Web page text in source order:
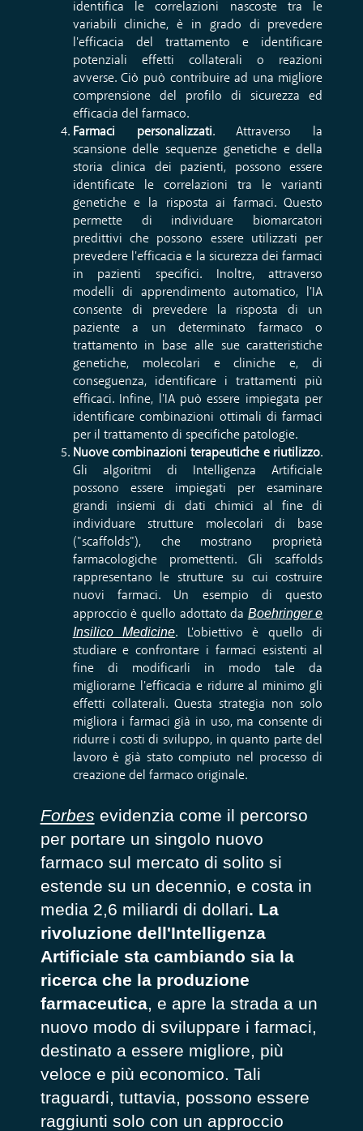
identifica le correlazioni nascoste tra le
variabili cliniche, è in grado di prevedere
l'efficacia del trattamento e identificare
potenziali effetti collaterali o reazioni
avverse. Ciò può contribuire ad una migliore
comprensione del profilo di sicurezza ed
efficacia del farmaco.
Farmaci personalizzati. Attraverso la
scansione delle sequenze genetiche e della
storia clinica dei pazienti, possono essere
identificate le correlazioni tra le varianti
genetiche e la risposta ai farmaci. Questo
permette di individuare biomarcatori
predittivi che possono essere utilizzati per
prevedere l'efficacia e la sicurezza dei farmaci
in pazienti specifici. Inoltre, attraverso
modelli di apprendimento automatico, l'IA
consente di prevedere la risposta di un
paziente a un determinato farmaco o
trattamento in base alle sue caratteristiche
genetiche, molecolari e cliniche e, di
conseguenza, identificare i trattamenti più
efficaci. Infine, l'IA può essere impiegata per
identificare combinazioni ottimali di farmaci
per il trattamento di specifiche patologie.
Nuove combinazioni terapeutiche e riutilizzo.
Gli algoritmi di Intelligenza Artificiale
possono essere impiegati per esaminare
grandi insiemi di dati chimici al fine di
individuare strutture molecolari di base
("scaffolds"), che mostrano proprietà
farmacologiche promettenti. Gli scaffolds
rappresentano le strutture su cui costruire
nuovi farmaci. Un esempio di questo
approccio è quello adottato da Boehringer e
Insilico Medicine. L'obiettivo è quello di
studiare e confrontare i farmaci esistenti al
fine di modificarli in modo tale da
migliorarne l'efficacia e ridurre al minimo gli
effetti collaterali. Questa strategia non solo
migliora i farmaci già in uso, ma consente di
ridurre i costi di sviluppo, in quanto parte del
lavoro è già stato compiuto nel processo di
creazione del farmaco originale.
Forbes evidenzia come il percorso
per portare un singolo nuovo
farmaco sul mercato di solito si
estende su un decennio, e costa in
media 2,6 miliardi di dollari. La
rivoluzione dell'Intelligenza
Artificiale sta cambiando sia la
ricerca che la produzione
farmaceutica, e apre la strada a un
nuovo modo di sviluppare i farmaci,
destinato a essere migliore, più
veloce e più economico. Tali
traguardi, tuttavia, possono essere
raggiunti solo con un approccio